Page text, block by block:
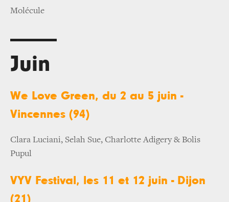
Molécule
Juin
We Love Green, du 2 au 5 juin -
Vincennes (94)
Clara Luciani, Selah Sue, Charlotte Adigery & Bolis
Pupul
VYV Festival, les 11 et 12 juin - Dijon
(21)